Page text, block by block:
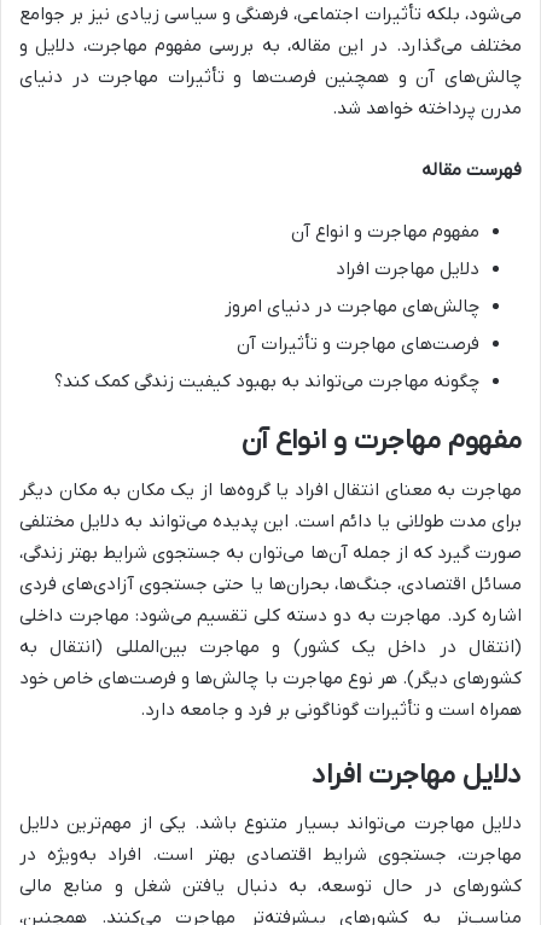
می‌شود، بلکه تأثیرات اجتماعی، فرهنگی و سیاسی زیادی نیز بر جوامع
مختلف می‌گذارد. در این مقاله، به بررسی مفهوم مهاجرت، دلایل و
چالش‌های آن و همچنین فرصت‌ها و تأثیرات مهاجرت در دنیای
مدرن پرداخته خواهد شد.
فهرست مقاله
مفهوم مهاجرت و انواع آن
دلایل مهاجرت افراد
چالش‌های مهاجرت در دنیای امروز
فرصت‌های مهاجرت و تأثیرات آن
چگونه مهاجرت می‌تواند به بهبود کیفیت زندگی کمک کند؟
مفهوم مهاجرت و انواع آن
مهاجرت به معنای انتقال افراد یا گروه‌ها از یک مکان به مکان دیگر
برای مدت طولانی یا دائم است. این پدیده می‌تواند به دلایل مختلفی
صورت گیرد که از جمله آن‌ها می‌توان به جستجوی شرایط بهتر زندگی،
مسائل اقتصادی، جنگ‌ها، بحران‌ها یا حتی جستجوی آزادی‌های فردی
اشاره کرد. مهاجرت به دو دسته کلی تقسیم می‌شود: مهاجرت داخلی
(انتقال در داخل یک کشور) و مهاجرت بین‌المللی (انتقال به
کشورهای دیگر). هر نوع مهاجرت با چالش‌ها و فرصت‌های خاص خود
همراه است و تأثیرات گوناگونی بر فرد و جامعه دارد.
دلایل مهاجرت افراد
دلایل مهاجرت می‌تواند بسیار متنوع باشد. یکی از مهم‌ترین دلایل
مهاجرت، جستجوی شرایط اقتصادی بهتر است. افراد به‌ویژه در
کشورهای در حال توسعه، به دنبال یافتن شغل و منابع مالی
مناسب‌تر به کشورهای پیشرفته‌تر مهاجرت می‌کنند. همچنین،